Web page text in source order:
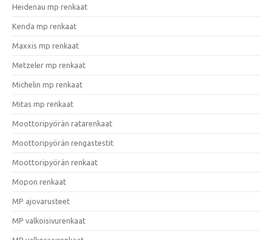
Heidenau mp renkaat
Kenda mp renkaat
Maxxis mp renkaat
Metzeler mp renkaat
Michelin mp renkaat
Mitas mp renkaat
Moottoripyörän ratarenkaat
Moottoripyörän rengastestit
Moottoripyörän renkaat
Mopon renkaat
MP ajovarusteet
MP valkoisivurenkaat